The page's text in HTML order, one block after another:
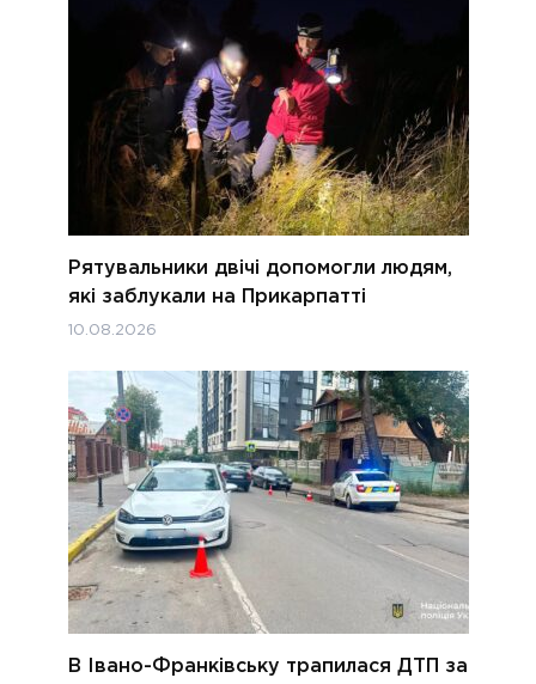
Рятувальники двічі допомогли людям,
які заблукали на Прикарпатті
10.08.2026
В Івано-Франківську трапилася ДТП за